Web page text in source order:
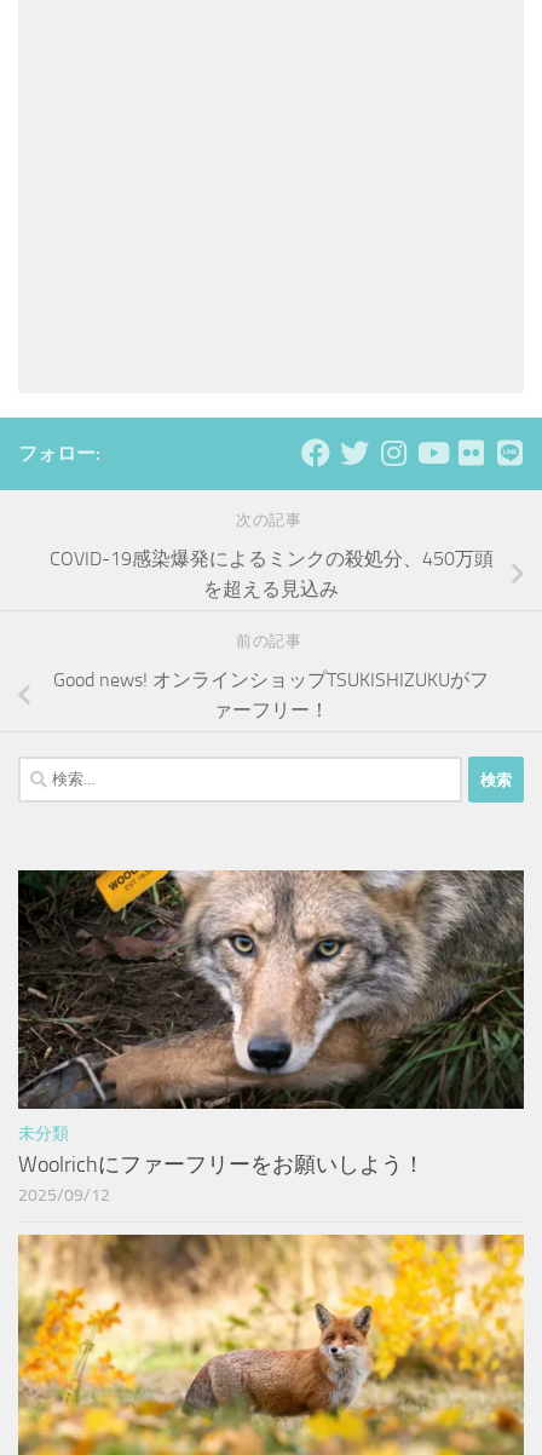
フォロー:
次の記事
COVID-19感染爆発によるミンクの殺処分、450万頭
を超える見込み
前の記事
Good news! オンラインショップTSUKISHIZUKUがフ
ァーフリー！
検
索:
未分類
Woolrichにファーフリーをお願いしよう！
2025/09/12